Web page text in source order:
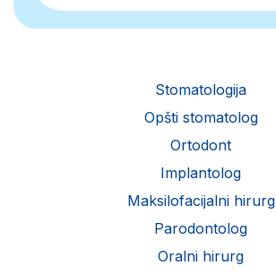
Stomatologija
Opšti stomatolog
Ortodont
Implantolog
Maksilofacijalni hirurg
Parodontolog
Oralni hirurg